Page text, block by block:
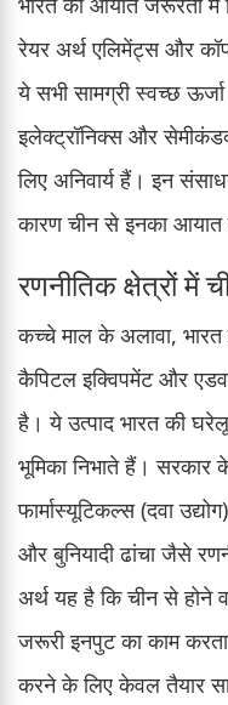
रेयर अर्थ एलिमेंट्स और
ये सभी सामग्री स्वच्छ
इलेक्ट्रॉनिक्स और
लिए अनिवार्य हैं। इन
कारण चीन से इनका आयात
रणनीतिक क्षेत्रों में
कच्चे माल के अलावा, भारत
कैपिटल इक्विपमेंट और
है। ये उत्पाद भारत की घरेलू
भूमिका निभाते हैं। सरकार
फार्मास्यूटिकल्स (दवा
और बुनियादी ढांचा जैसे
अर्थ यह है कि चीन से होने
जरूरी इनपुट का काम
करने के लिए केवल तैयार